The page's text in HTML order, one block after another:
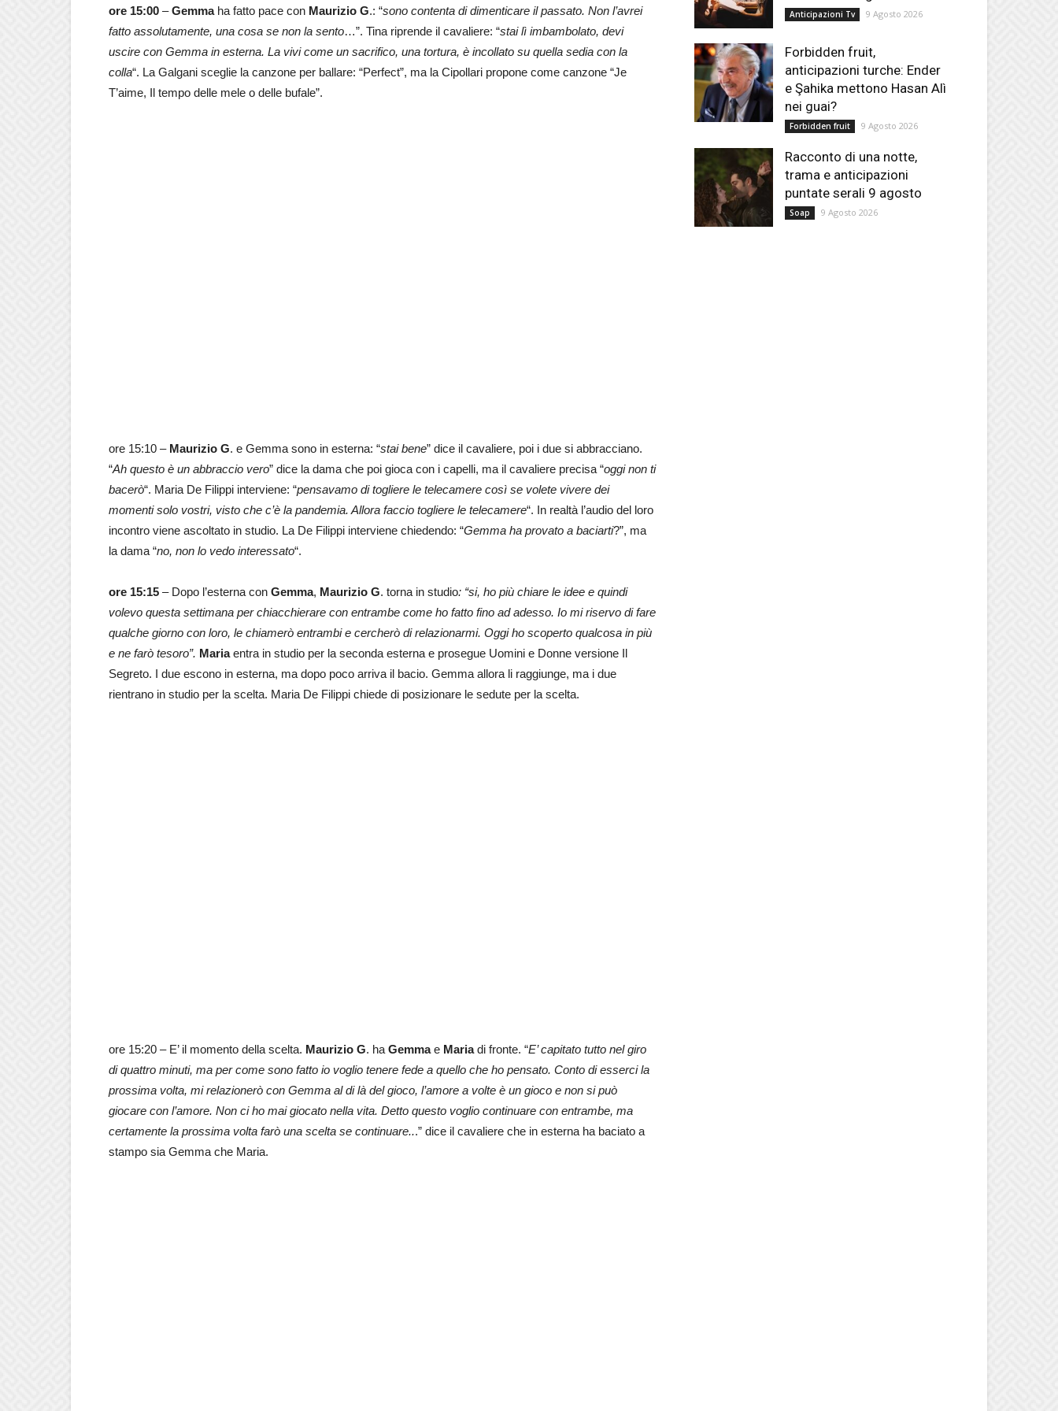
ore 15:00 –Gemmaha fatto pace con Maurizio G.: “sono contenta di dimenticare il passato. Non l’avrei
fatto assolutamente, una cosa se non la sento…”. Tina riprende il cavaliere: “stai lì imbambolato, devi
uscire con Gemma in esterna. La vivi come un sacrifico, una tortura, è incollato su quella sedia con la
colla“. La Galgani sceglie la canzone per ballare: “Perfect”, ma la Cipollari propone come canzone “Je
T’aime, Il tempo delle mele o delle bufale”.
ore 15:10 – Maurizio G. e Gemma sono in esterna: “stai bene” dice il cavaliere, poi i due si abbracciano.
“Ah questo è un abbraccio vero” dice la dama che poi gioca con i capelli, ma il cavaliere precisa “oggi non ti
bacerò“. Maria De Filippi interviene: “pensavamo di togliere le telecamere così se volete vivere dei
momenti solo vostri, visto che c’è la pandemia. Allora faccio togliere le telecamere“. In realtà l’audio del loro
incontro viene ascoltato in studio. La De Filippi interviene chiedendo: “Gemma ha provato a baciarti?”, ma
la dama “no, non lo vedo interessato“.
ore 15:15 – Dopo l’esterna con Gemma, Maurizio G. torna in studio: “si, ho più chiare le idee e quindi
volevo questa settimana per chiacchierare con entrambe come ho fatto fino ad adesso. Io mi riservo di fare
qualche giorno con loro, le chiamerò entrambi e cercherò di relazionarmi. Oggi ho scoperto qualcosa in più
e ne farò tesoro”. Mariaentra in studio per la seconda esterna e prosegue Uomini e Donne versione Il
Segreto. I due escono in esterna, ma dopo poco arriva il bacio. Gemma allora li raggiunge, ma i due
rientrano in studio per la scelta. Maria De Filippi chiede di posizionare le sedute per la scelta.
ore 15:20 – E’ il momento della scelta. Maurizio G. ha Gemmae Mariadi fronte. “E’ capitato tutto nel giro
di quattro minuti, ma per come sono fatto io voglio tenere fede a quello che ho pensato. Conto di esserci la
prossima volta, mi relazionerò con Gemma al di là del gioco, l’amore a volte è un gioco e non si può
giocare con l’amore. Non ci ho mai giocato nella vita. Detto questo voglio continuare con entrambe, ma
certamente la prossima volta farò una scelta se continuare...” dice il cavaliere che in esterna ha baciato a
stampo sia Gemma che Maria.
Anticipazioni Tv 9 Agosto 2026
Forbidden fruit,
anticipazioni turche: Ender
e Şahika mettono Hasan Alì
nei guai?
Forbidden fruit 9 Agosto 2026
Racconto di una notte,
trama e anticipazioni
puntate serali 9 agosto
Soap 9 Agosto 2026